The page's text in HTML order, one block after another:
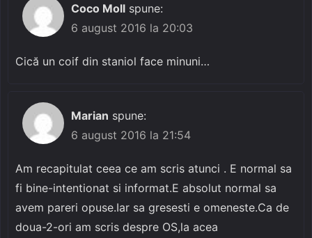
Coco Moll spune:
6 august 2016 la 20:03
Cică un coif din staniol face minuni…
Marian spune:
6 august 2016 la 21:54
Am recapitulat ceea ce am scris atunci . E normal sa
fi bine-intentionat si informat.E absolut normal sa
avem pareri opuse.Iar sa gresesti e omeneste.Ca de
doua-2-ori am scris despre OS,la acea